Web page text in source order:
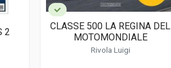
2
CLASSE 500 LA REGINA DEL
MOTOMONDIALE
Rivola Luigi